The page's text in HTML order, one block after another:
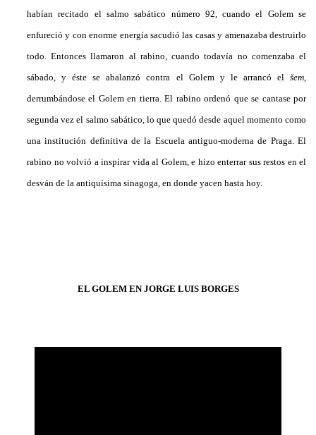
habían recitado el salmo sabático número 92, cuando el Golem se
enfureció y con enorme energía sacudió las casas y amenazaba destruirlo
todo. Entonces llamaron al rabino, cuando todavía no comenzaba el
sábado, y éste se abalanzó contra el Golem y le arrancó el šem,
derrumbándose el Golem en tierra. El rabino ordenó que se cantase por
segunda vez el salmo sabático, lo que quedó desde aquel momento como
una institución definitiva de la Escuela antiguo-moderna de Praga. El
rabino no volvió a inspirar vida al Golem, e hizo enterrar sus restos en el
desván de la antiquísima sinagoga, en donde yacen hasta hoy.
EL GOLEM EN JORGE LUIS BORGES